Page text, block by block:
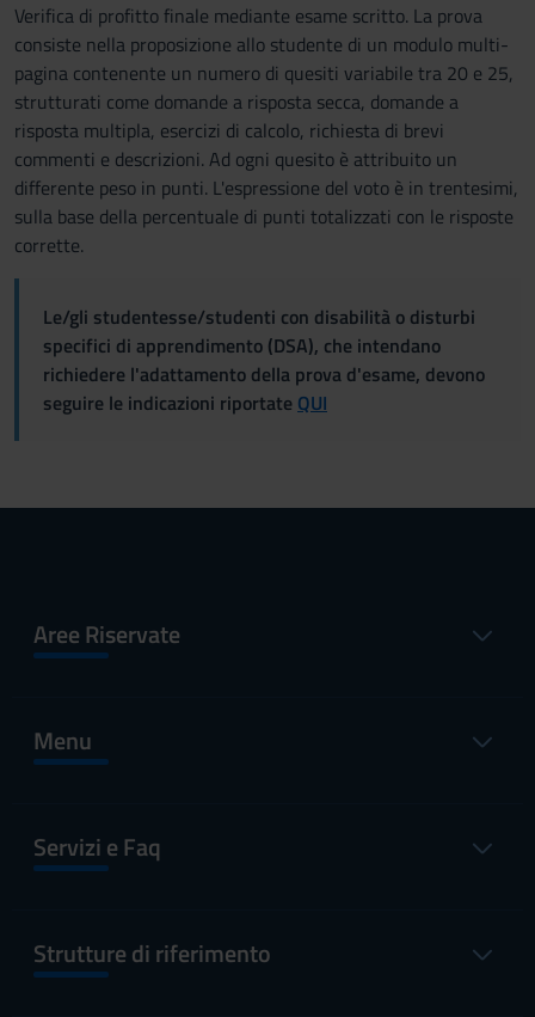
Verifica di profitto finale mediante esame scritto. La prova
consiste nella proposizione allo studente di un modulo multi-
pagina contenente un numero di quesiti variabile tra 20 e 25,
strutturati come domande a risposta secca, domande a
risposta multipla, esercizi di calcolo, richiesta di brevi
commenti e descrizioni. Ad ogni quesito è attribuito un
differente peso in punti. L'espressione del voto è in trentesimi,
sulla base della percentuale di punti totalizzati con le risposte
corrette.
Le/gli studentesse/studenti con disabilità o disturbi
specifici di apprendimento (DSA), che intendano
richiedere l'adattamento della prova d'esame, devono
seguire le indicazioni riportate QUI
Aree Riservate
Menu
Servizi e Faq
Strutture di riferimento